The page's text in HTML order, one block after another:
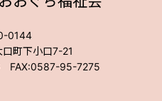
0144
町下小口7-21
FAX:0587-95-7275